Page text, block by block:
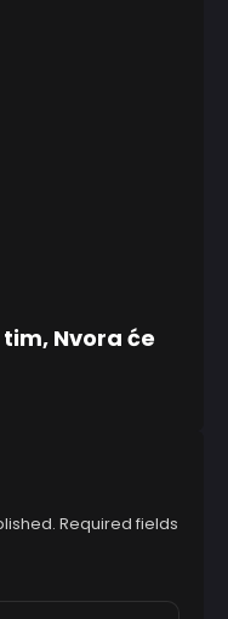
Nvora će
Required fields